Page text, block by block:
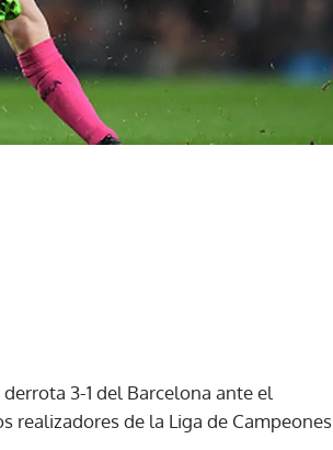
3-1 del Barcelona ante el
realizadores de la Liga de Campeones.